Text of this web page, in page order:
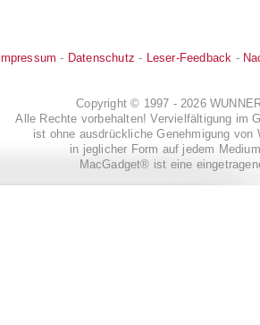
Impressum - Datenschutz - Leser-Feedback -
Copyright © 1997 - 2026
Alle Rechte vorbehalten! Vervielfältigung im
ist ohne ausdrückliche Genehmigung von
in jeglicher Form auf jedem
MacGadget® ist eine